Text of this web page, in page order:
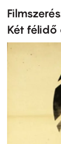
Két